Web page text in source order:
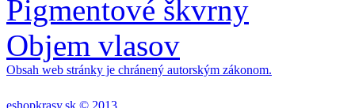
Pigmentové škvrny
Objem vlasov
Obsah web stránky je chránený autorským zákonom.
eshopkrasy.sk © 2013